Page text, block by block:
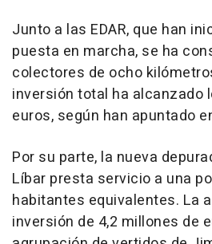
Junto a las EDAR, que han
puesta en marcha, se ha
colectores de ocho
inversión total ha alcanzado
euros, según han apuntado
Por su parte, la nueva
Líbar presta servicio a una
habitantes equivalentes. La
inversión de 4,2 millones de